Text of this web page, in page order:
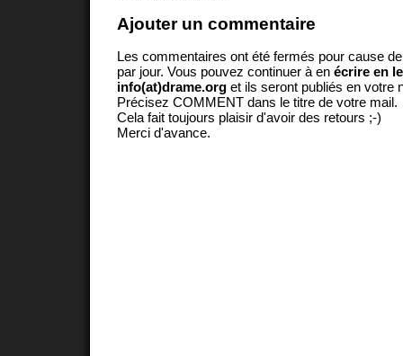
Ajouter un commentaire
Les commentaires ont été fermés pour cause
par jour. Vous pouvez continuer à en écrire en
info(at)drame.org et ils seront publiés en votre
Précisez COMMENT dans le titre de votre mail.
Cela fait toujours plaisir d'avoir des retours ;-)
Merci d'avance.